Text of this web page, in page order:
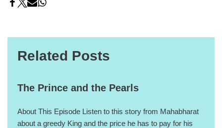
Related Posts
The Prince and the Pearls
About This Episode Listen to this story from Mahabharat
about a greedy King and the price he has to pay for his